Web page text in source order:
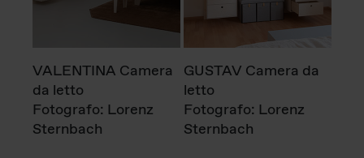
VALENTINA Camera
da letto
Fotografo: Lorenz
Sternbach
GUSTAV Camera da
letto
Fotografo: Lorenz
Sternbach